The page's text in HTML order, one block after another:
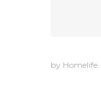
by Homelife